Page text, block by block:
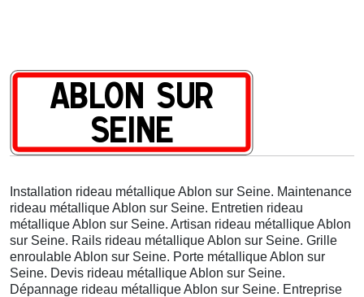
Installation rideau métallique Ablon sur Seine. Maintenance
rideau métallique Ablon sur Seine. Entretien rideau
métallique Ablon sur Seine. Artisan rideau métallique Ablon
sur Seine. Rails rideau métallique Ablon sur Seine. Grille
enroulable Ablon sur Seine. Porte métallique Ablon sur
Seine. Devis rideau métallique Ablon sur Seine.
Dépannage rideau métallique Ablon sur Seine. Entreprise